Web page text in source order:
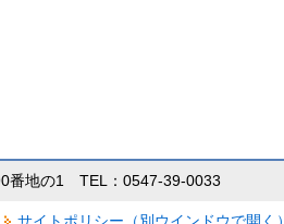
番地の1 TEL：0547-39-0033
サイトポリシー（別ウインドウで開く）